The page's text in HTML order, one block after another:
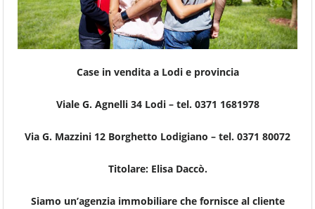
Case in vendita a Lodi e provincia
Viale G. Agnelli 34 Lodi – tel. 0371 1681978
Via G. Mazzini 12 Borghetto Lodigiano – tel. 0371 80072
Titolare: Elisa Daccò.
Siamo un’agenzia immobiliare che fornisce al cliente